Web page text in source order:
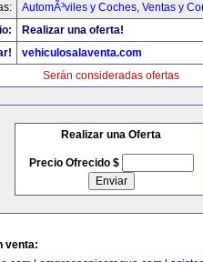
AutomÃ³viles y Coches, Ventas y
Realizar una oferta!
vehiculosalaventa.com
Serán consideradas ofertas
Realizar una Oferta
Precio Ofrecido $
venta: